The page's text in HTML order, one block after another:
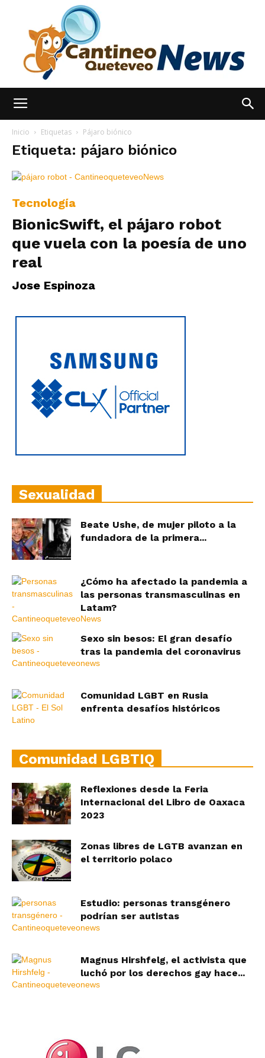
hoy
Inicio Etiquetas Pájaro biónico
Etiqueta: pájaro biónico
Tecnología
BionicSwift, el pájaro robot
que vuela con la poesía de uno
real
Jose Espinoza
Sexualidad
Beate Ushe, de mujer piloto a la
fundadora de la primera...
¿Cómo ha afectado la pandemia a
las personas transmasculinas en
Latam?
Sexo sin besos: El gran desafío
tras la pandemia del coronavirus
Comunidad LGBT en Rusia
enfrenta desafíos históricos
Comunidad LGBTIQ
Reflexiones desde la Feria
Internacional del Libro de Oaxaca
2023
Zonas libres de LGTB avanzan en
el territorio polaco
Estudio: personas transgénero
podrían ser autistas
Magnus Hirshfelg, el activista que
luchó por los derechos gay hace...